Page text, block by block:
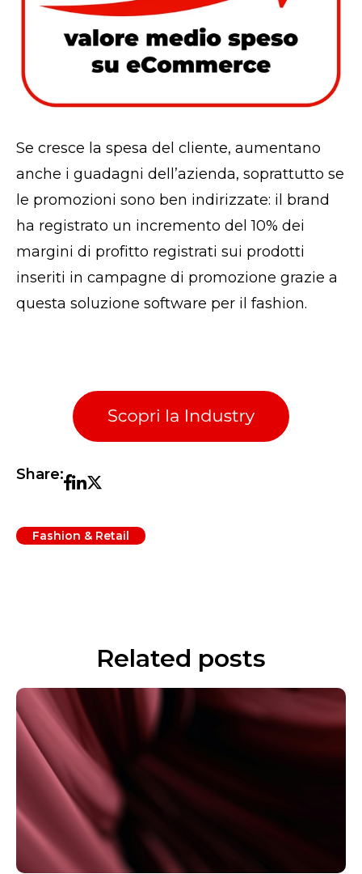
Se cresce la spesa del cliente, aumentano
anche i guadagni dell’azienda, soprattutto se
le promozioni sono ben indirizzate: il brand
ha registrato un incremento del 10% dei
margini di profitto registrati sui prodotti
inseriti in campagne di promozione grazie a
questa soluzione software per il fashion.
Share:
Fashion & Retail
Related posts